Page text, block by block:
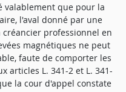
valablement que pour la
l'aval donné par une
professionnel en
magnétiques ne peut
faute de comporter les
articles L. 341-2 et L. 341-
la cour d'appel constate